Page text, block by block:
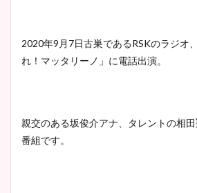
2020年9月7日古巣であるRSKのラジオ
れ！マッタリーノ」に電話出演。
親交のある坂俊介アナ、タレントの相
番組です。